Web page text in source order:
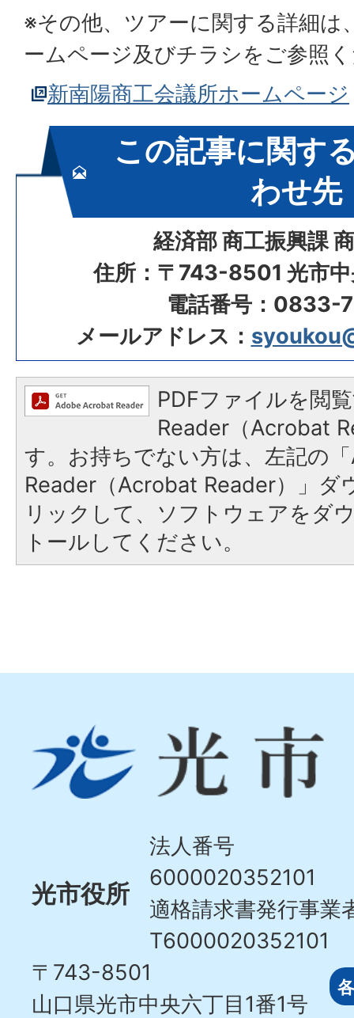
※その他、ツアーに関する詳細は
ームページ及びチラシをご参照
新南陽商工会議所ホームページ
この記事に関す
わせ先
経済部 商工振興課
住所：〒743-8501 光市中
電話番号：0833-
メールアドレス：
PDFファイルを閲
Reader（Acrobat
す。お持ちでない方は、左記の
Reader（Acrobat Reader）」ダ
リックして、ソフトウェアをダ
トールしてください。
市
Hikari
光市役所
法人番号
6000020352101
適格請求書発行事業
T6000020352101
〒743-8501
山口県光市中央六丁目1番1号